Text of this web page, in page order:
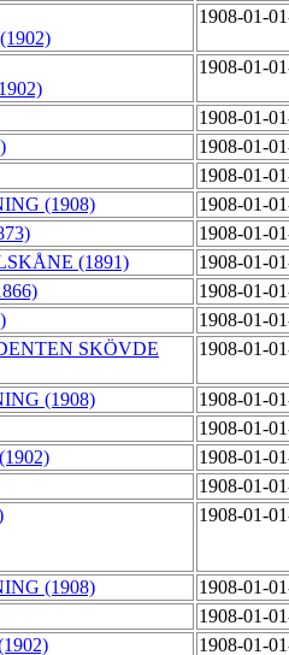
1908-01-
1908-01-
1908-01-
1908-01-
1908-01-
(1908)
1908-01-
1908-01-
(1891)
1908-01-
1908-01-
1908-01-
SKÖVDE
1908-01-
(1908)
1908-01-
1908-01-
1908-01-
1908-01-
1908-01-
(1908)
1908-01-
1908-01-
1908-01-